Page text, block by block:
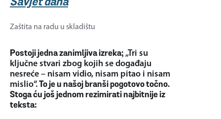
Savjet dana
Zaštita na radu u skladištu
Postoji jedna zanimljiva izreka; „Tri su
ključne stvari zbog kojih se događaju
nesreće – nisam vidio, nisam pitao i nisam
mislio“.To je u našoj branši pogotovo točno.
Stoga ću još jednom rezimirati najbitnije iz
teksta: